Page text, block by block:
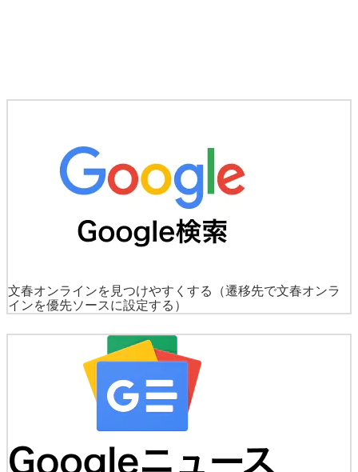
文春オンラインを見つけやすくする
（遷移先で文春オンラ
インを優先ソースに設定する）